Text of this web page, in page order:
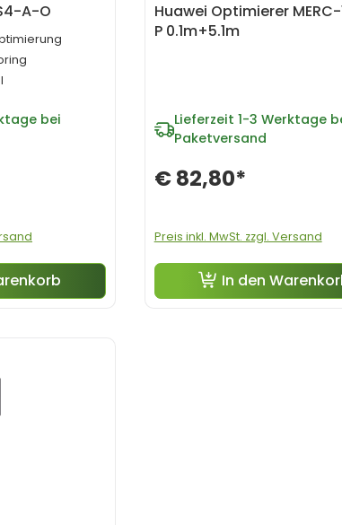
A-O
bei
Huawei Optimierer MERC-
P 0.1m+5.1m
Lieferzeit 1-3 Werktage
Paketversand
€ 82,80*
Preis inkl. MwSt. zzgl. Versand
In den